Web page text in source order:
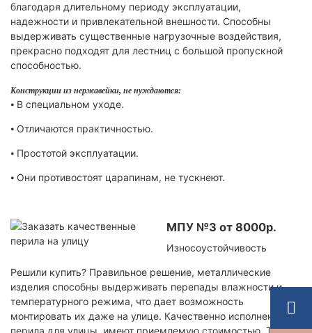
благодаря длительному периоду эксплуатации,
надежности и привлекательной внешности. Способны
выдерживать существенные нагрузочные воздействия,
прекрасно подходят для лестниц с большой пропускной
способностью.
Конструкции из нержавейки, не нуждаются:
⦁ В специальном уходе.
⦁ Отличаются практичностью.
⦁ Простотой эксплуатации.
⦁ Они противостоят царапинам, не тускнеют.
МПУ №3 от 8000р.
Износоустойчивость
Решили купить? Правильное решение, металлические
изделия способны выдерживать перепады влажности и
температурного режима, что дает возможность
монтировать их даже на улице. Качественно исполненные